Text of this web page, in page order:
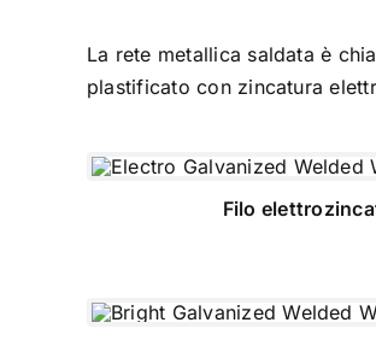
La rete metallica saldata è
plastificato con zincatura
Filo